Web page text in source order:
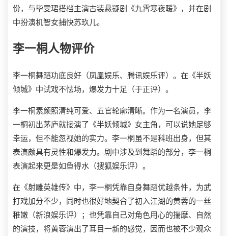
份，与毕雯珺搭档主演古装悬疑剧《九霄寒夜暖》，并在剧
中扮演机智女捕快苏玖儿。
李一桐人物评价
李一桐舞蹈功底良好（凤凰娱乐、腾讯娱乐评）。在《半妖
倾城》中试戏不怯场，爆发力十足（于正评）。
李一桐素颜照清纯可爱、五官轮廓清晰。作为一名演员，李
一桐初出茅庐就接演了《半妖倾城》女主角，可以说她足够
幸运，但不能忽视她的实力。李一桐虽不是科班出身，但其
表演颇具有灵性和爆发力。剧中涉及到舞蹈的部分，李一桐
表演起来更是如鱼得水（搜狐娱乐评）。
在《射雕英雄传》中，李一桐凭靠自身舞蹈优越条件，为武
打戏加分不少，同时也很好地契合了初入江湖的黄蓉的一丝
稚嫩（新浪娱乐评）；也凭靠自己对角色用心的揣摩、自然
的演技，将黄蓉演出了耳目一新的感觉，因而也被不少观众